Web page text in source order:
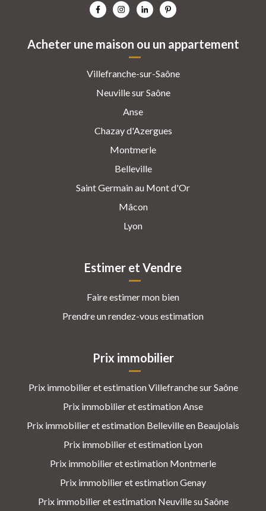
Acheter une maison ou un appartement
Villefranche-sur-Saône
Neuville sur Saône
Anse
Chazay d'Azergues
Montmerle
Belleville
Saint Germain au Mont d'Or
Mâcon
Lyon
Estimer et Vendre
Faire estimer mon bien
Prendre un rendez-vous estimation
Prix immobilier
Prix immobilier et estimation Villefranche sur Saône
Prix immobilier et estimation Anse
Prix immobilier et estimation Belleville en Beaujolais
Prix immobilier et estimation Lyon
Prix immobilier et estimation Montmerle
Prix immobilier et estimation Genay
Prix immobilier et estimation Neuville su Saône